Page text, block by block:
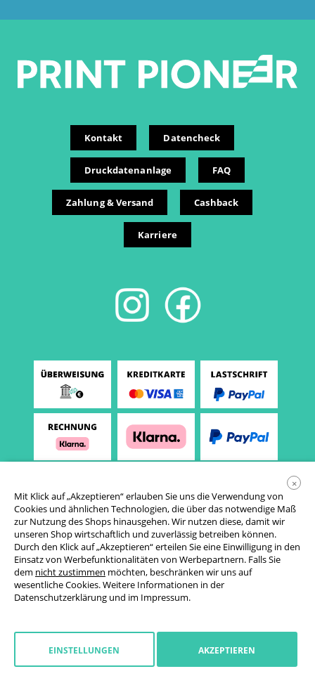
Kontakt Datencheck
Druckdatenanlage FAQ
Zahlung & Versand Cashback
Karriere
AGB
Datenschutzerklärung
Widerrufsrecht
×
Mit Klick auf „Akzeptieren“ erlauben Sie uns die Verwendung von
Cookies und ähnlichen Technologien, die über das notwendige Maß
zur Nutzung des Shops hinausgehen. Wir nutzen diese, damit wir
unseren Shop wirtschaftlich und zuverlässig betreiben können.
Durch den Klick auf „Akzeptieren“ erteilen Sie eine Einwilligung in den
Einsatz von Werbefunktionalitäten von Werbepartnern. Falls Sie
dem nicht zustimmen möchten, beschränken wir uns auf
wesentliche Cookies. Weitere Informationen in der
Datenschutzerklärung und im Impressum.
EINSTELLUNGEN AKZEPTIEREN